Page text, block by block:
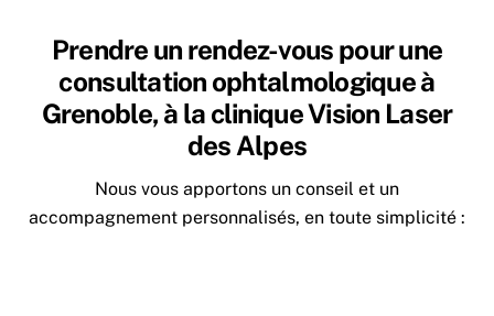
Prendre un rendez-vous pour une
consultation ophtalmologique à
Grenoble, à la clinique Vision Laser
des Alpes
Nous vous apportons un conseil et un
accompagnement personnalisés, en toute simplicité :